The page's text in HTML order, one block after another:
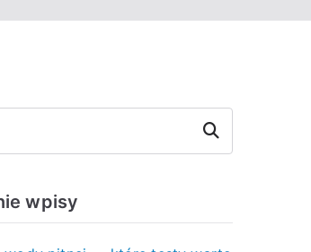
Szukaj
wpisy